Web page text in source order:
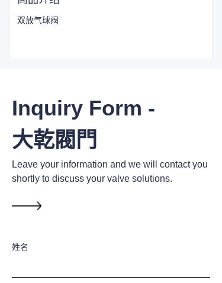
双放气球阀
Inquiry Form -
大乾閥門
姓名
Leave your information and we will contact you
shortly to discuss your valve solutions.